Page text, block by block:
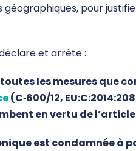
pour
et arrête :
les mesures que
(C‑600/12,
en vertu de l’article
est condamnée à